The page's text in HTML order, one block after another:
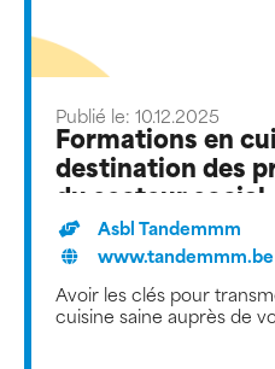
Publié le: 10.12.2025
Formations en
destination des
du secteur
Asbl Tandemmm
www.tandemmm.be
Avoir les clés pour
cuisine saine auprès de